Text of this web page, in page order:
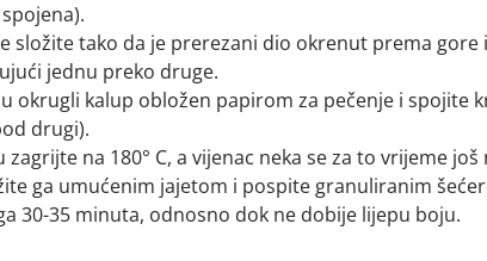
složite tako da je prerezani dio okrenut prema gore
jednu preko druge.
okrugli kalup obložen papirom za pečenje i spojite
drugi).
zagrijte na 180° C, a vijenac neka se za to vrijeme
ga umućenim jajetom i pospite granuliranim
30-35 minuta, odnosno dok ne dobije lijepu boju.